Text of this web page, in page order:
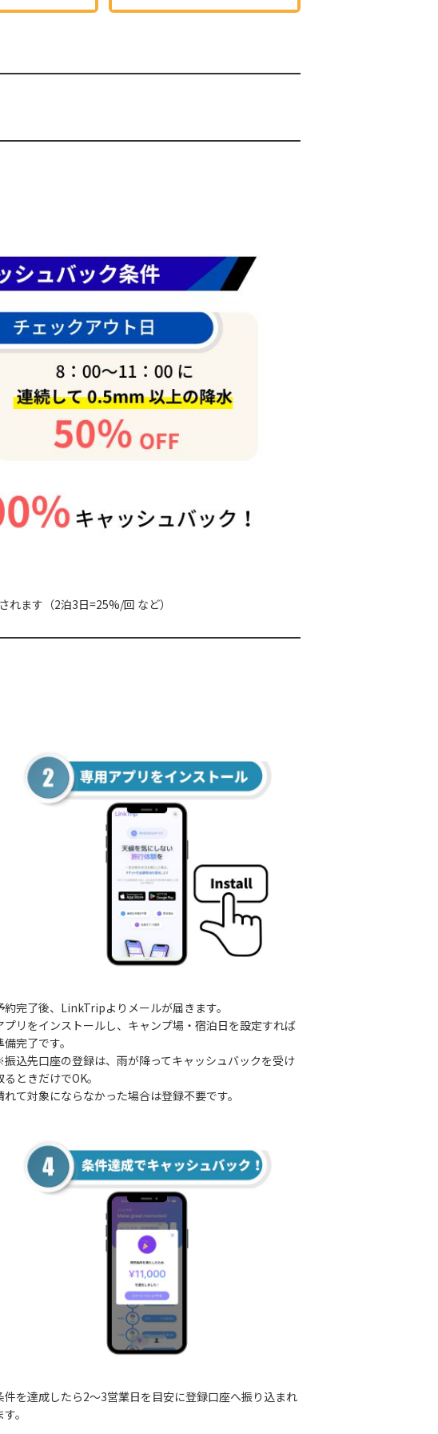
ます（2泊3日=25%/回 など）
約完了後、LinkTripよりメールが届きます。
プリをインストールし、キャンプ場・宿泊日を設定すれば
備完了です。
込先口座の登録は、雨が降ってキャッシュバックを受け
るときだけでOK。
れて対象にならなかった場合は登録不要です。
件を達成したら2〜3営業日を目安に登録口座へ振り込まれ
す。